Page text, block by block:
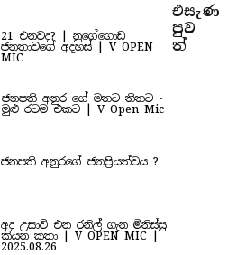
21 එනවද? | නුගේගොඩ
ජනතාවගේ අදහස් | V OPEN
MIC
ජනපති අනුර ගේ මතට තිතට -
මුළු රටම එකට | V Open Mic
ජනපති අනුරගේ ජනප්‍රියත්වය ?
අද උසාවි එන රනිල් ගැන මිනිස්සු
කියන කතා | V OPEN MIC |
2025.08.26
එසැණ
පුව​
ත්